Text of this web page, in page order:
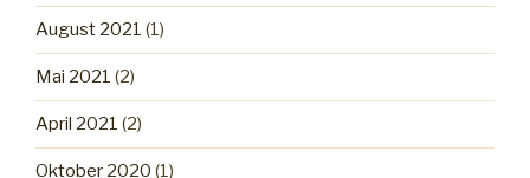
August 2021 (1)
Mai 2021 (2)
April 2021 (2)
Oktober 2020 (1)